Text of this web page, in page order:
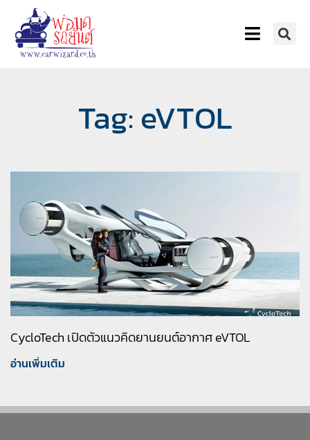
Tag: eVTOL
CycloTech เปิดตัวแนวคิดยานยนต์อากาศ eVTOL
อ่านเพิ่มเติม